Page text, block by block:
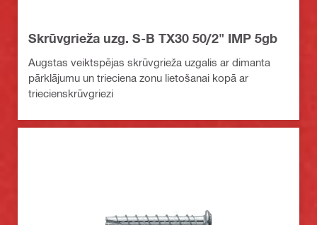
Skrūvgrieža uzg. S-B TX30 50/2" IMP 5gb
Augstas veiktspējas skrūvgrieža uzgalis ar dimanta
pārklājumu un trieciena zonu lietošanai kopā ar
triecienskrūvgriezi